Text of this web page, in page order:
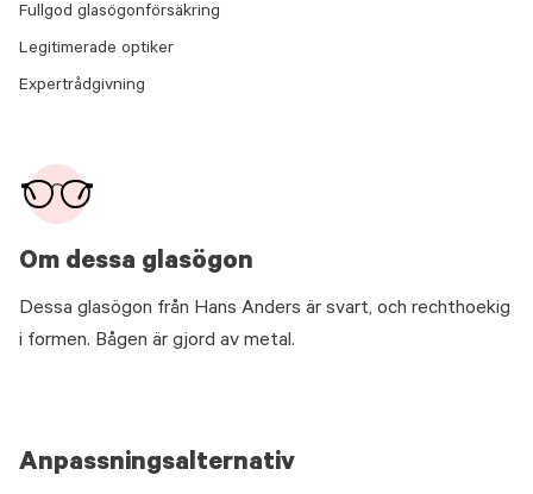
Om dessa glasögon
Dessa glasögon från Hans Anders är svart, och rechthoekig
i formen. Bågen är gjord av metal.
Fullgod glasögonförsäkring
Legitimerade optiker
Expertrådgivning
Anpassningsalternativ